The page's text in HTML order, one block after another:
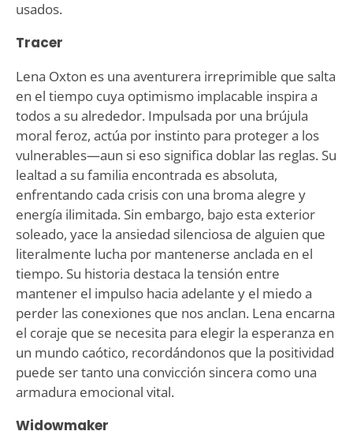
usados.
Tracer
Lena Oxton es una aventurera irreprimible que salta
en el tiempo cuya optimismo implacable inspira a
todos a su alrededor. Impulsada por una brújula
moral feroz, actúa por instinto para proteger a los
vulnerables—aun si eso significa doblar las reglas. Su
lealtad a su familia encontrada es absoluta,
enfrentando cada crisis con una broma alegre y
energía ilimitada. Sin embargo, bajo esta exterior
soleado, yace la ansiedad silenciosa de alguien que
literalmente lucha por mantenerse anclada en el
tiempo. Su historia destaca la tensión entre
mantener el impulso hacia adelante y el miedo a
perder las conexiones que nos anclan. Lena encarna
el coraje que se necesita para elegir la esperanza en
un mundo caótico, recordándonos que la positividad
puede ser tanto una convicción sincera como una
armadura emocional vital.
Widowmaker